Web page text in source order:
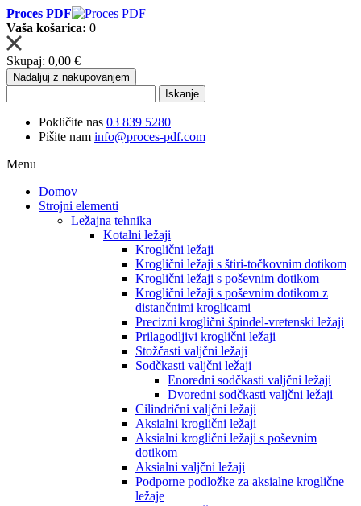
Proces PDF
Vaša košarica: 0
Skupaj: 0,00 €
Nadaljuj z nakupovanjem
Iskanje
Pokličite nas 03 839 5280
Pišite nam info@proces-pdf.com
Menu
Domov
Strojni elementi
Ležajna tehnika
Kotalni ležaji
Kroglični ležaji
Kroglični ležaji s štiri-točkovnim dotikom
Kroglični ležaji s poševnim dotikom
Kroglični ležaji s poševnim dotikom z
distančnimi kroglicami
Precizni kroglični špindel-vretenski ležaji
Prilagodljivi kroglični ležaji
Stožčasti valjčni ležaji
Sodčkasti valjčni ležaji
Enoredni sodčkasti valjčni ležaji
Dvoredni sodčkasti valjčni ležaji
Cilindrični valjčni ležaji
Aksialni kroglični ležaji
Aksialni kroglični ležaji s poševnim
dotikom
Aksialni valjčni ležaji
Podporne podložke za aksialne kroglične
ležaje